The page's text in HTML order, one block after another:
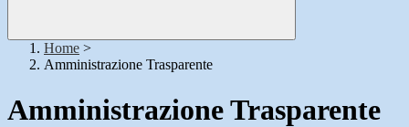
Home >
Amministrazione Trasparente
Amministrazione Trasparente